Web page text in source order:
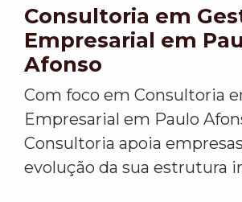
Consultoria em
Empresarial em
Afonso
Com foco em Consultoria
Empresarial em Paulo
Consultoria apoia
evolução da sua estrutura